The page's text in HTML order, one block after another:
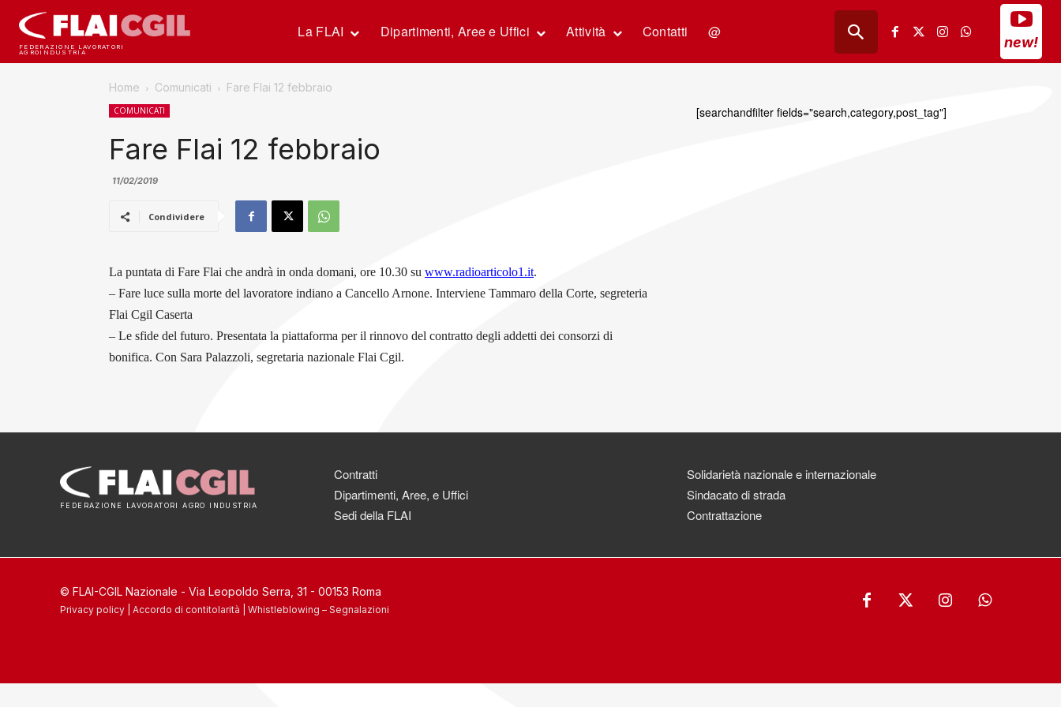
FEDERAZIONE LAVORATORI
AGROINDUSTRIA
La FLAI Dipartimenti, Aree e Uffici Attività Contatti @
new!
Home Comunicati Fare Flai 12 febbraio
COMUNICATI
Fare Flai 12 febbraio
11/02/2019
Condividere
La puntata di Fare Flai che andrà in onda domani, ore 10.30 su www.radioarticolo1.it.
– Fare luce sulla morte del lavoratore indiano a Cancello Arnone. Interviene Tammaro della Corte, segreteria
Flai Cgil Caserta
– Le sfide del futuro. Presentata la piattaforma per il rinnovo del contratto degli addetti dei consorzi di
bonifica. Con Sara Palazzoli, segretaria nazionale Flai Cgil.
[searchandfilter fields="search,category,post_tag"]
FEDERAZIONE LAVORATORI AGRO INDUSTRIA
Contratti
Dipartimenti, Aree, e Uffici
Sedi della FLAI
Solidarietà nazionale e internazionale
Sindacato di strada
Contrattazione
© FLAI-CGIL Nazionale - Via Leopoldo Serra, 31 - 00153 Roma
Privacy policy Accordo di contitolarità Whistleblowing – Segnalazioni